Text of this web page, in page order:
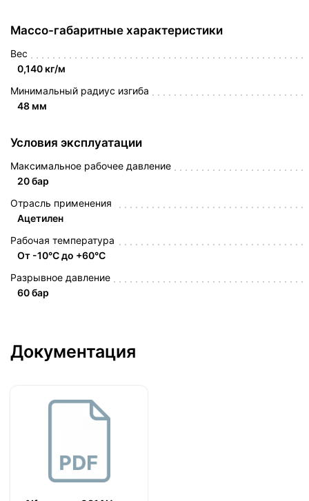
Массо-габаритные характеристики
Вес
0,140 кг/м
Минимальный радиус изгиба
48 мм
Условия эксплуатации
Максимальное рабочее давление
20 бар
Отрасль применения
Ацетилен
Рабочая температура
От -10°C до +60°C
Разрывное давление
60 бар
Документация